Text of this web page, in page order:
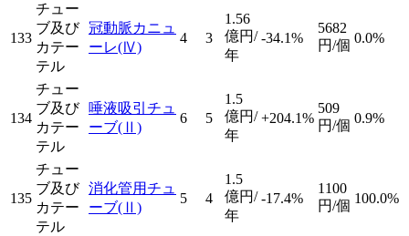
133
チュー
ブ及び
カテー
テル
冠動脈カニュ
ーレ(Ⅳ)
4 3
1.56
億円/
年
-34.1%
5682
円/個 0.0%
134
チュー
ブ及び
カテー
テル
唾液吸引チュ
ーブ(Ⅱ)
6 5
1.5
億円/
年
+204.1%
509
円/個 0.9%
135
チュー
ブ及び
カテー
テル
消化管用チュ
ーブ(Ⅱ)
5 4
1.5
億円/
年
-17.4%
1100
円/個 100.0%